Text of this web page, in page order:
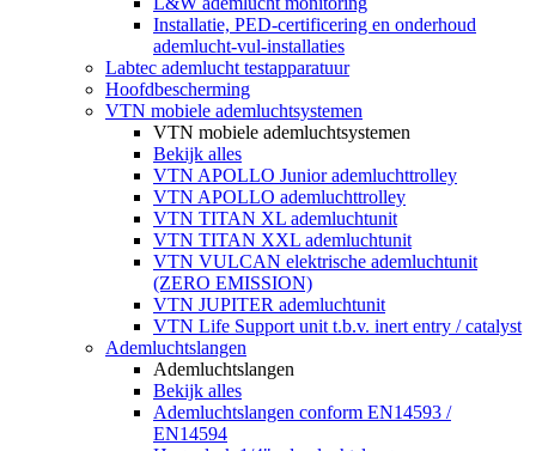
Installatie, PED-certificering en onderhoud
ademlucht-vul-installaties
Labtec ademlucht testapparatuur
Hoofdbescherming
VTN mobiele ademluchtsystemen
VTN mobiele ademluchtsystemen
Bekijk alles
VTN APOLLO Junior ademluchttrolley
VTN APOLLO ademluchttrolley
VTN TITAN XL ademluchtunit
VTN TITAN XXL ademluchtunit
VTN VULCAN elektrische ademluchtunit
(ZERO EMISSION)
VTN JUPITER ademluchtunit
VTN Life Support unit t.b.v. inert entry / catalyst
Ademluchtslangen
Ademluchtslangen
Bekijk alles
Ademluchtslangen conform EN14593 /
EN14594